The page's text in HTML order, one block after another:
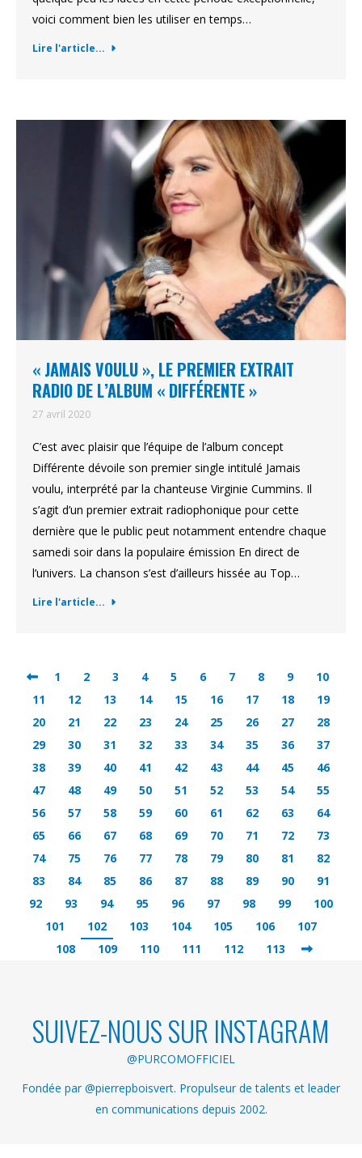
voici comment bien les utiliser en temps…
Lire l'article...
« JAMAIS VOULU », LE PREMIER EXTRAIT
RADIO DE L’ALBUM « DIFFÉRENTE »
27 avril 2020
C’est avec plaisir que l’équipe de l’album concept
Différente dévoile son premier single intitulé Jamais
voulu, interprété par la chanteuse Virginie Cummins. Il
s’agit d’un premier extrait radiophonique pour cette
dernière que le public peut notamment entendre chaque
samedi soir dans la populaire émission En direct de
l’univers. La chanson s’est d’ailleurs hissée au Top…
Lire l'article...
1 2 3 4 5 6 7 8 9
10
11
12 13 14 15 16 17 18
19
20
21 22 23 24 25 26 27
28
29
30 31 32 33 34 35 36
37
38
39 40 41 42 43 44 45
46
47
48 49 50 51 52 53 54
55
56
57 58 59 60 61 62 63
64
65
66 67 68 69 70 71 72
73
74
75 76 77 78 79 80 81
82
83
84 85 86 87 88 89 90
91
92
93 94 95 96 97 98 99
100
101
102 103 104 105 106
107
108
109 110 111 112 113
SUIVEZ-NOUS SUR INSTAGRAM
@PURCOMOFFICIEL
Fondée par @pierrepboisvert. Propulseur de talents et leader
en communications depuis 2002.